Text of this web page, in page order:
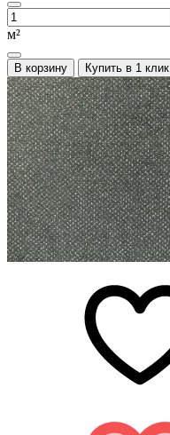
м²
В корзину Купить в 1 клик